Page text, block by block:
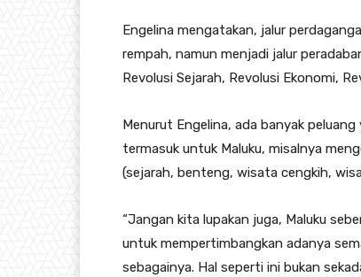
Engelina mengatakan, jalur
rempah, namun menjadi jalur
Revolusi Sejarah, Revolusi Ekonomi,
Menurut Engelina, ada banyak
termasuk untuk Maluku, misalnya
(sejarah, benteng, wisata cengkih,
“Jangan kita lupakan juga, Maluku
untuk mempertimbangkan adanya
sebagainya. Hal seperti ini bukan